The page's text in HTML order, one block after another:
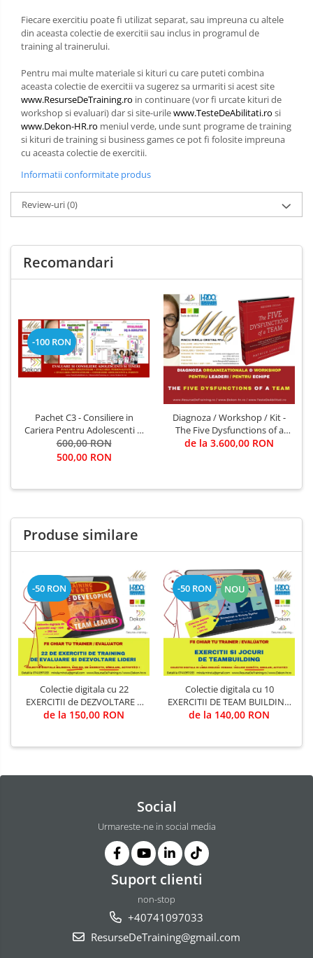
Fiecare exercitiu poate fi utilizat separat, sau impreuna cu altele
din aceasta colectie de exercitii sau inclus in programul de
training al trainerului.
Pentru mai multe materiale si kituri cu care puteti combina
aceasta colectie de exercitii va sugerez sa urmariti si acest site
www.ResurseDeTraining.ro in continuare (vor fi urcate kituri de
workshop si evaluari) dar si site-urilewww.TesteDeAbilitati.ro si
www.Dekon-HR.ro meniul verde, unde sunt programe de training
si kituri de training si business games ce pot fi folosite impreuna
cu aceasta colectie de exercitii.
Informatii conformitate produs
Review-uri(0)
Recomandari
-100 RON
Pachet C3 - Consiliere in
Cariera Pentru Adolescenti si
Studenti evaluare, consiliere,
indrumare
600,00 RON
500,00 RON
Diagnoza / Workshop / Kit -
The Five Dysfunctions of a
Team (Autor Patrick Lencioni)
de la 3.600,00 RON
Produse similare
-50 RON
Colectie digitala cu 22
EXERCITII de DEZVOLTARE A
LIDERILOR DE ECHIPA (utila in
de la 150,00 RON
-50 RON NOU
Colectie digitala cu 10
EXERCITII DE TEAM BUILDING
(utila in Training & Evaluare)
de la 140,00 RON
Social
Urmareste-ne in social media
Suport clienti
non-stop
+40741097033
ResurseDeTraining@gmail.com